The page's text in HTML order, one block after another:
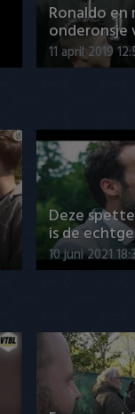
Ronaldo
onderonsje
11 april 2019
Deze
is de
10 juni 2021